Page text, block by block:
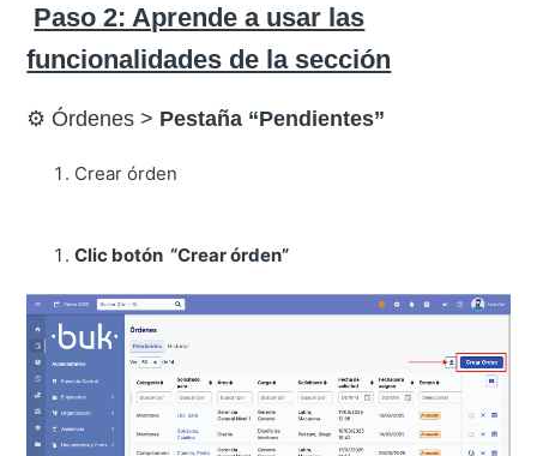
Paso 2: Aprende a usar las
funcionalidades de la sección
⚙️ Órdenes > Pestaña “Pendientes”
Crear órden
Clic botón “Crear órden”